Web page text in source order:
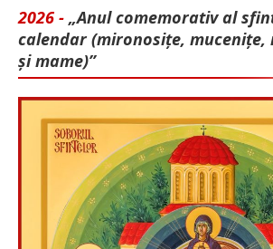
2026 - „Anul comemorativ al
calendar (mironosițe,
și mame)”